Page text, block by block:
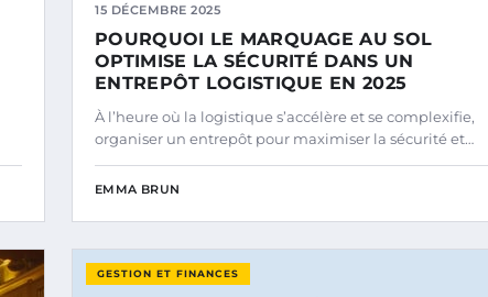
15 DÉCEMBRE 2025
POURQUOI LE MARQUAGE AU SOL
OPTIMISE LA SÉCURITÉ DANS UN
ENTREPÔT LOGISTIQUE EN 2025
À l’heure où la logistique s’accélère et se complexifie,
organiser un entrepôt pour maximiser la sécurité et…
EMMA BRUN
GESTION ET FINANCES